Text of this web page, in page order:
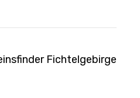
Fichtelgebirge